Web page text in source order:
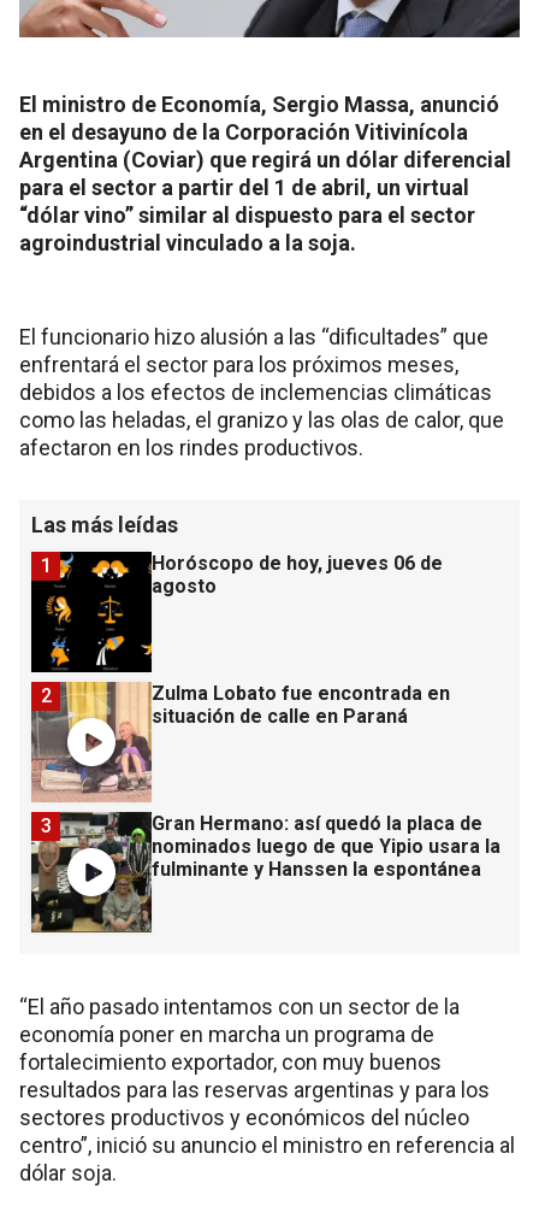
El ministro de Economía, Sergio Massa, anunció
en el desayuno de la Corporación Vitivinícola
Argentina (Coviar) que regirá un dólar diferencial
para el sector a partir del 1 de abril, un virtual
“dólar vino” similar al dispuesto para el sector
agroindustrial vinculado a la soja.
El funcionario hizo alusión a las “dificultades” que
enfrentará el sector para los próximos meses,
debidos a los efectos de inclemencias climáticas
como las heladas, el granizo y las olas de calor, que
afectaron en los rindes productivos.
Las más leídas
Horóscopo de hoy, jueves 06 de
agosto
1
Zulma Lobato fue encontrada en
situación de calle en Paraná
2
Gran Hermano: así quedó la placa de
nominados luego de que Yipio usara la
fulminante y Hanssen la espontánea
3
“El año pasado intentamos con un sector de la
economía poner en marcha un programa de
fortalecimiento exportador, con muy buenos
resultados para las reservas argentinas y para los
sectores productivos y económicos del núcleo
centro”, inició su anuncio el ministro en referencia al
dólar soja.